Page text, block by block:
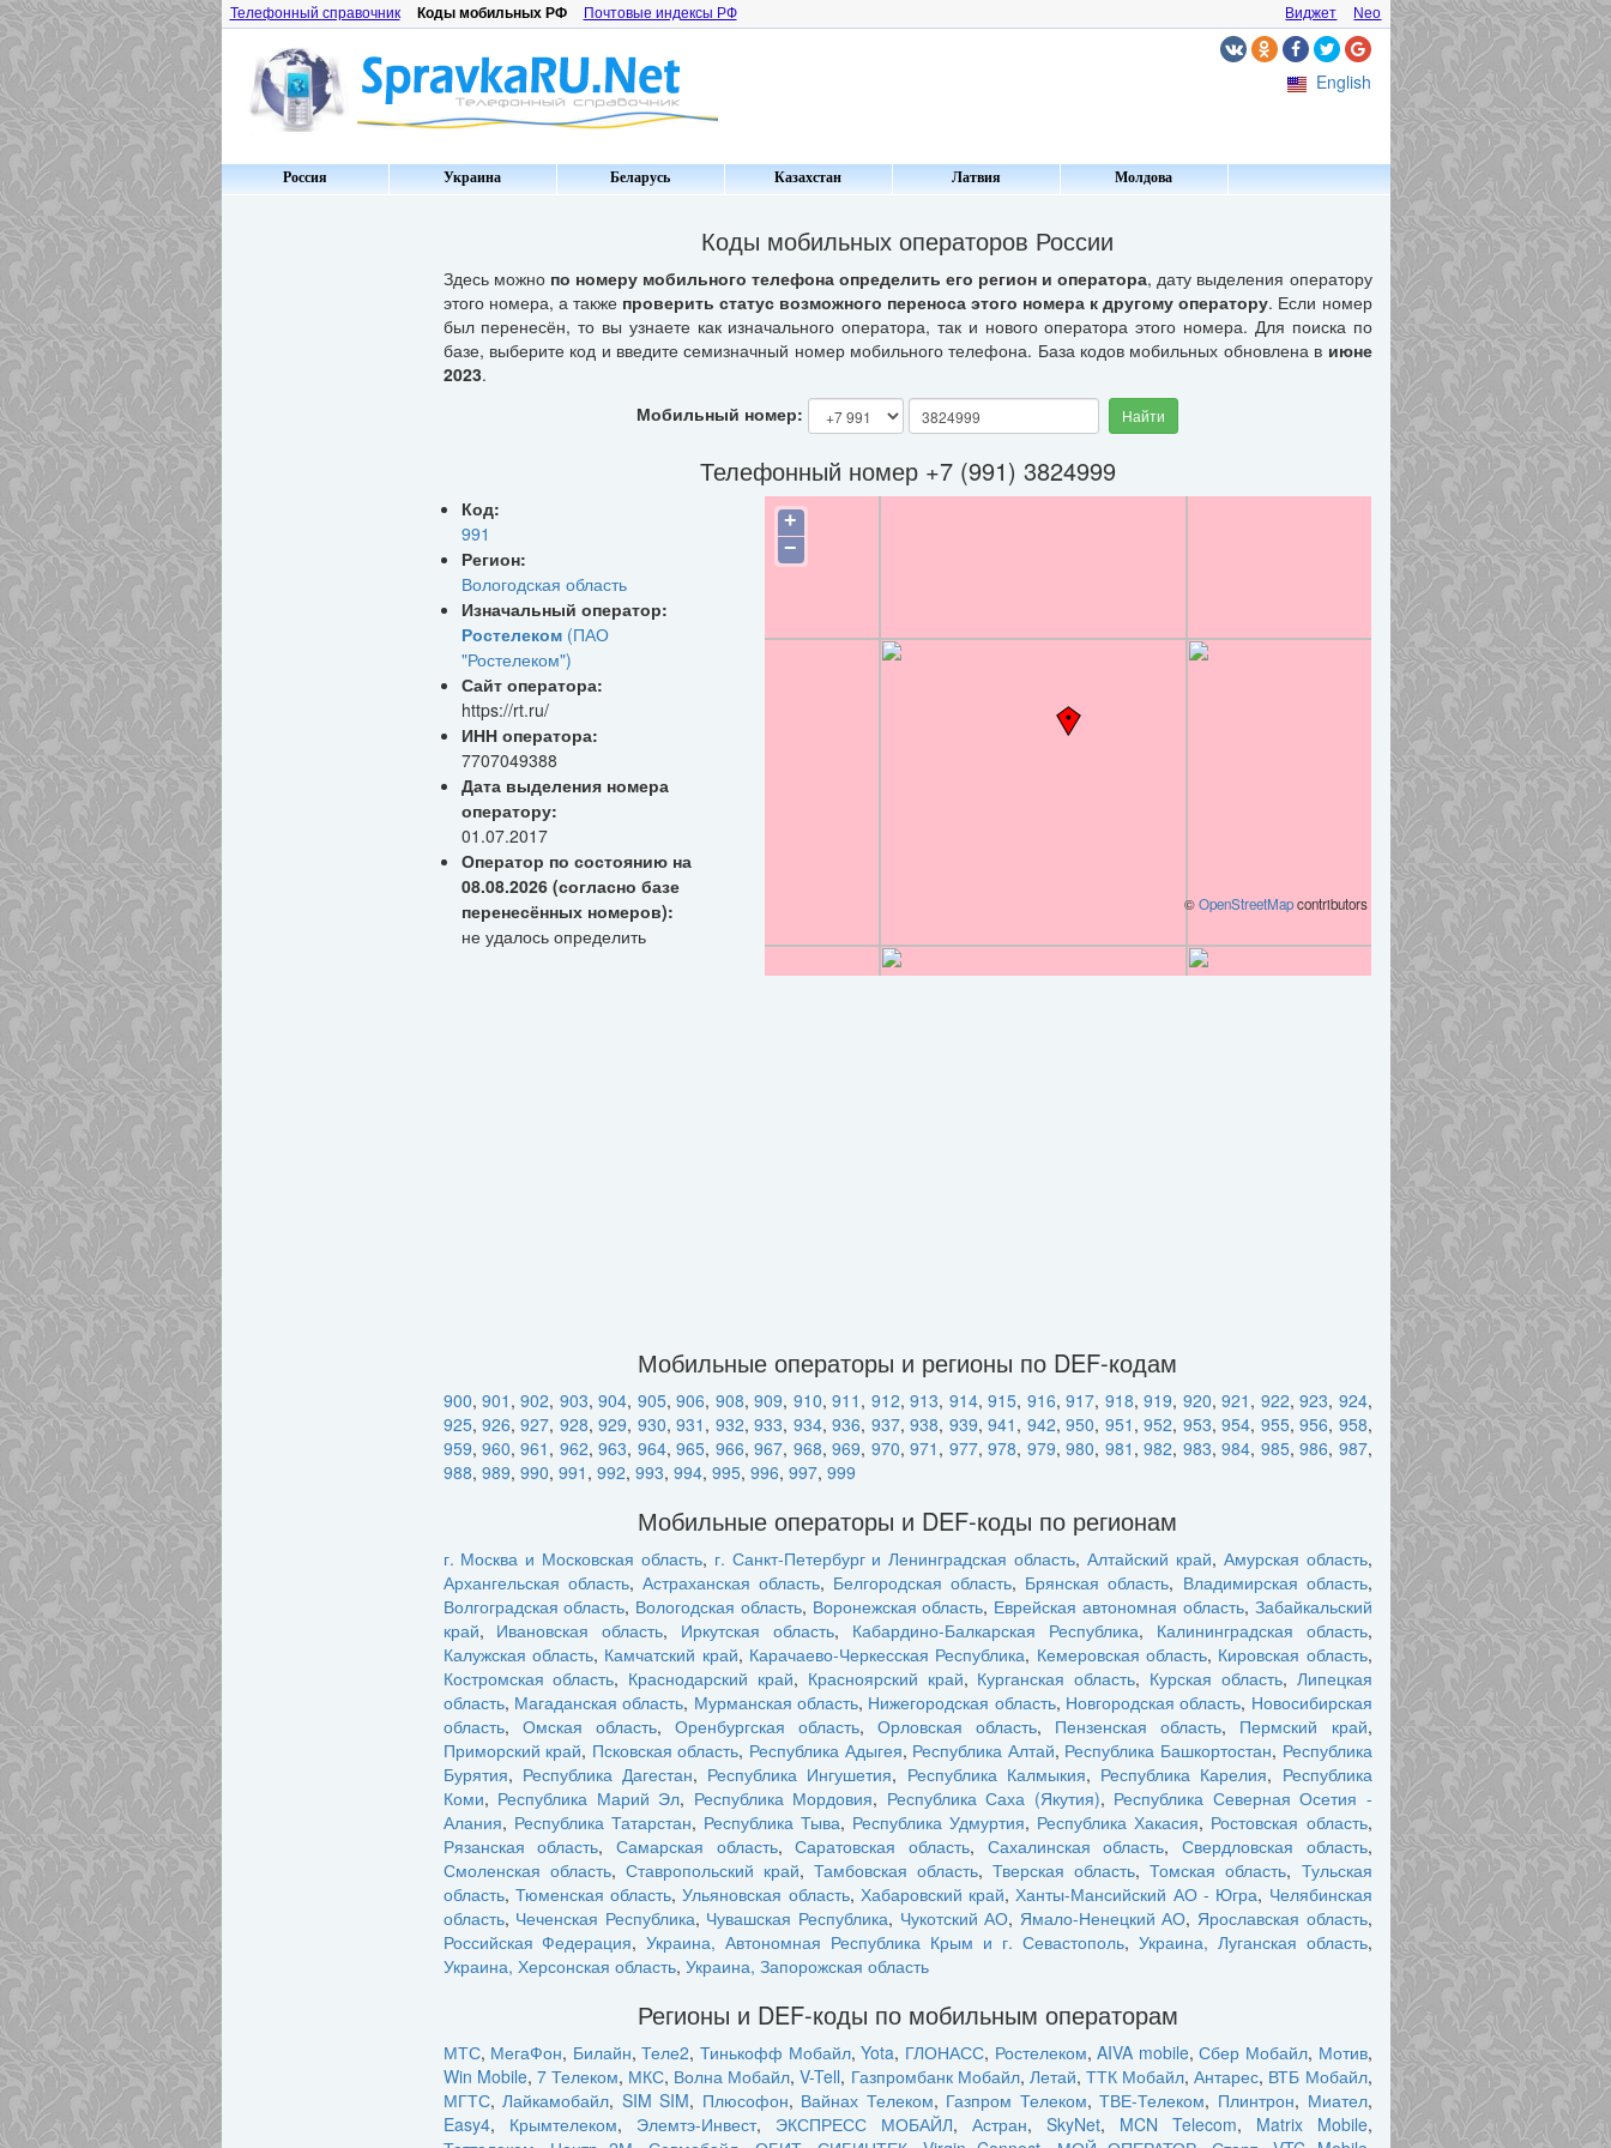
Телефонный справочник Коды мобильных РФ Почтовые индексы РФ Neo
Виджет
English
Россия Украина Беларусь Казахстан Латвия Молдова
Коды мобильных операторов России
Здесь можно по номеру мобильного телефона определить его регион и оператора, дату выделения оператору
этого номера, а также проверить статус возможного переноса этого номера к другому оператору. Если номер
был перенесён, то вы узнаете как изначального оператора, так и нового оператора этого номера. Для поиска по
базе, выберите код и введите семизначный номер мобильного телефона. База кодов мобильных обновлена в июне
2023.
Мобильный номер:
Найти
Телефонный номер +7 (991) 3824999
Код:
991
Регион:
Вологодская область
Изначальный оператор:
Ростелеком(ПАО
"Ростелеком")
Сайт оператора:
https://rt.ru/
ИНН оператора:
7707049388
Дата выделения номера
оператору:
01.07.2017
Оператор по состоянию на
08.08.2026 (согласно базе
перенесённых номеров):
не удалось определить
+
−
©OpenStreetMapcontributors
Мобильные операторы и регионы по DEF-кодам
900, 901 ,902, 903,904, 905,906, 908,909, 910,911 , 912,913, 914,915, 916,917, 918,919, 920,921 , 922,923, 924,
925, 926,927, 928,929, 930,931 , 932,933, 934,936, 937,938, 939,941 , 942,950, 951 ,952, 953,954, 955,956, 958,
959, 960,961 , 962,963, 964,965, 966,967, 968,969, 970,971 , 977,978, 979,980, 981 ,982, 983,984, 985,986, 987,
988, 989, 990, 991 , 992, 993, 994, 995, 996, 997, 999
Мобильные операторы и DEF-коды по регионам
г. Москва и Московская область, г. Санкт-Петербург и Ленинградская область, Алтайский край, Амурская область,
Архангельская область, Астраханская область, Белгородская область, Брянская область, Владимирская область,
Волгоградская область, Вологодская область, Воронежская область, Еврейская автономная область, Забайкальский
край, Ивановская область, Иркутская область, Кабардино-Балкарская Республика, Калининградская область,
Калужская область, Камчатский край, Карачаево-Черкесская Республика, Кемеровская область, Кировская область,
Костромская область, Краснодарский край, Красноярский край, Курганская область, Курская область, Липецкая
область, Магаданская область, Мурманская область, Нижегородская область, Новгородская область, Новосибирская
область, Омская область, Оренбургская область,Орловская область, Пензенская область, Пермский край,
Приморский край, Псковская область, Республика Адыгея, Республика Алтай, Республика Башкортостан, Республика
Бурятия, Республика Дагестан, Республика Ингушетия, Республика Калмыкия, Республика Карелия, Республика
Коми, Республика Марий Эл, Республика Мордовия, Республика Саха (Якутия), Республика Северная Осетия -
Алания, Республика Татарстан, Республика Тыва, Республика Удмуртия, Республика Хакасия, Ростовская область,
Рязанская область, Самарская область,Саратовская область, Сахалинская область, Свердловская область,
Смоленская область, Ставропольский край, Тамбовская область,Тверская область,Томская область, Тульская
область, Тюменская область,Ульяновская область, Хабаровский край,Ханты-Мансийский АО - Югра, Челябинская
область, Чеченская Республика, Чувашская Республика, Чукотский АО, Ямало-Ненецкий АО, Ярославская область,
Российская Федерация,Украина, Автономная Республика Крым и г. Севастополь, Украина, Луганская область,
Украина, Херсонская область, Украина, Запорожская область
Регионы и DEF-коды по мобильным операторам
МТС, МегаФон, Билайн,Теле2, Тинькофф Мобайл,Yota, ГЛОНАСС, Ростелеком,AIVA mobile,Сбер Мобайл, Мотив,
Win Mobile, 7 Телеком, МКС, Волна Мобайл,V-Tell, Газпромбанк Мобайл, Летай,ТТК Мобайл,Антарес, ВТБ Мобайл,
МГТС,Лайкамобайл, SIM SIM, Плюсофон, Вайнах Телеком, Газпром Телеком,ТВЕ-Телеком, Плинтрон, Миател,
Easy4, Крымтелеком, Элемтэ-Инвест, ЭКСПРЕСС МОБАЙЛ, Астран, SkyNet, MCN Telecom, Matrix Mobile,